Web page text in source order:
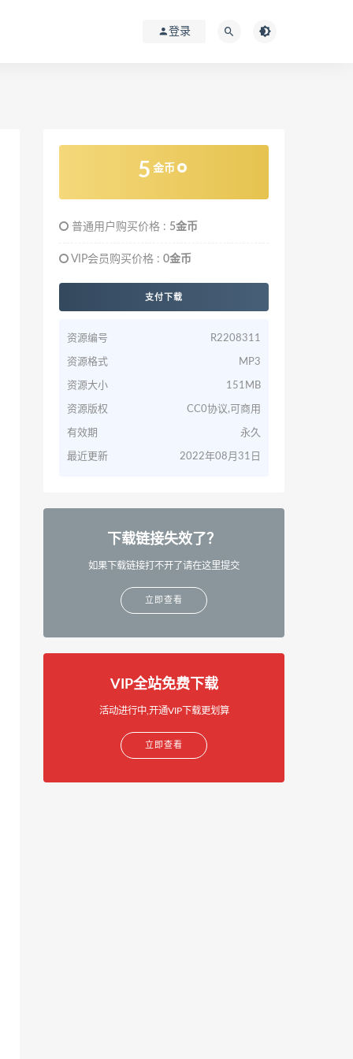
登录
5 金币
普通用户购买价格 : 5金币
VIP会员购买价格 : 0金币
支付下载
资源编号 R2208311
资源格式 MP3
资源大小 151MB
资源版权 CC0协议,可商用
有效期 永久
最近更新 2022年08月31日
下载链接失效了？
如果下载链接打不开了请在这里提交
立即查看
VIP全站免费下载
活动进行中,开通VIP下载更划算
立即查看